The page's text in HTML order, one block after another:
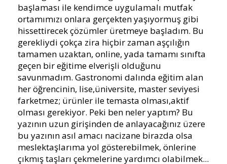
başlaması ile kendimce uygulamalı mutfak
ortamımızı onlara gerçekten yaşıyormuş gibi
hissettirecek çözümler üretmeye başladım. Bu
gerekliydi çokça zira hiçbir zaman aşçılığın
tamamen uzaktan, online, yada tamamı sınıfta
geçen bir eğitime elverişli olduğunu
savunmadım. Gastronomi dalında eğitim alan
her öğrencinin, lise,üniversite, master seviyesi
farketmez; ürünler ile temasta olması,aktif
olması gerekiyor. Peki ben neler yaptım? Bu
yazının uzun girişinden de anlayacağınız üzere
bu yazının asıl amacı nacizane birazda olsa
meslektaşlarıma yol gösterebilmek, önlerine
çıkmış taşları çekmelerine yardımcı olabilmek...